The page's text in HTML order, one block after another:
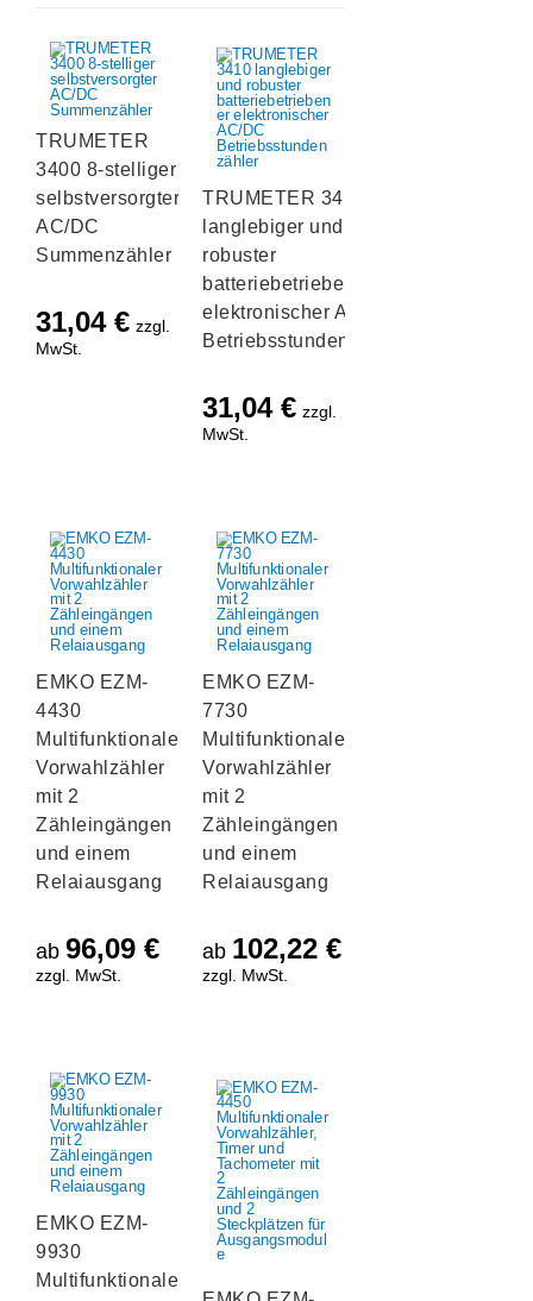
TRUMETER
3400 8-stelliger
selbstversorgter
AC/DC
Summenzähler
31,04 € zzgl.
MwSt.
TRUMETER 3410
langlebiger und
robuster
batteriebetriebener
elektronischer AC/DC
Betriebsstundenzähler
31,04 € zzgl.
MwSt.
EMKO EZM-
4430
Multifunktionaler
Vorwahlzähler
mit 2
Zähleingängen
und einem
Relaiausgang
ab 96,09 €
zzgl. MwSt.
EMKO EZM-
7730
Multifunktionaler
Vorwahlzähler
mit 2
Zähleingängen
und einem
Relaiausgang
ab 102,22 €
zzgl. MwSt.
EMKO EZM-
9930
Multifunktionaler